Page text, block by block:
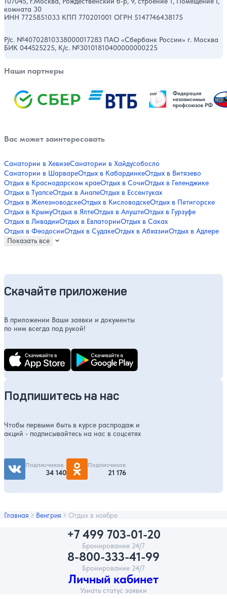
комната 30
ИНН 7725851033 КПП 770201001 ОГРН 5147746438175
Р/с. №40702810338000017283 ПАО «Сбербанк России» г. Москва
БИК 044525225, К/с. №30101810400000000225
Наши партнеры
Вас может заинтересовать
Санатории в ХевизеСанатории в Хайдусобосло
Санатории в ШарвареОтдых в КабардинкеОтдых в Витязево
Отдых в Краснодарском краеОтдых в СочиОтдых в Геленджике
Отдых в ТуапсеОтдых в АнапеОтдых в Ессентуках
Отдых в ЖелезноводскеОтдых в КисловодскеОтдых в Пятигорске
Отдых в КрымуОтдых в ЯлтеОтдых в АлуштеОтдых в Гурзуфе
Отдых в ЛивадииОтдых в ЕвпаторииОтдых в Саках
Отдых в ФеодосииОтдых в СудакеОтдых в АбхазииОтдых в Адлере
Показать все
Скачайте приложение
В приложении Ваши заявки и документы
по ним всегда под рукой!
Подпишитесь на нас
Чтобы первыми быть в курсе распродаж и
акций - подписывайтесь на нас в соцсетях
Подписчиков
34 140
Подписчиков
21 176
Главная Венгрия Отдых в ноябре
+7 499 703-01-20
Бронирование 24/7
8-800-333-41-99
Бронирование 24/7
Личный кабинет
Узнать статус заявки